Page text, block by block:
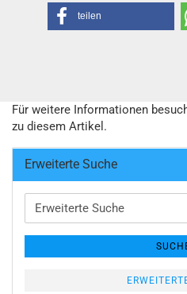
teilen
Für weitere Informationen
zu diesem Artikel.
Erweiterte Suche
Erweiterte
Suche